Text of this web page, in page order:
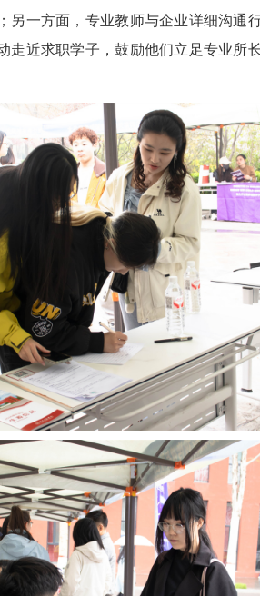
另一方面，专业教师与企业详细沟通
走近求职学子，鼓励他们立足专业所